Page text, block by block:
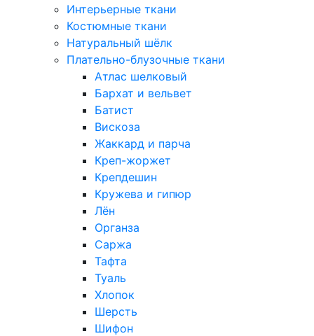
Интерьерные ткани
Костюмные ткани
Натуральный шёлк
Плательно-блузочные ткани
Атлас шелковый
Бархат и вельвет
Батист
Вискоза
Жаккард и парча
Креп-жоржет
Крепдешин
Кружева и гипюр
Лён
Органза
Саржа
Тафта
Туаль
Хлопок
Шерсть
Шифон